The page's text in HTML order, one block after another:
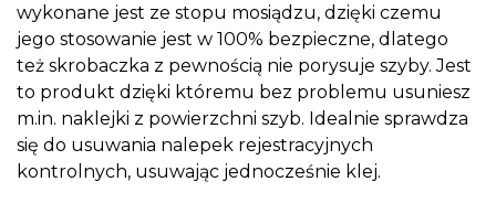
wykonane jest ze stopu mosiądzu, dzięki czemu
jego stosowanie jest w 100% bezpieczne, dlatego
też skrobaczka z pewnością nie porysuje szyby. Jest
to produkt dzięki któremu bez problemu usuniesz
m.in. naklejki z powierzchni szyb. Idealnie sprawdza
się do usuwania nalepek rejestracyjnych
kontrolnych, usuwając jednocześnie klej.